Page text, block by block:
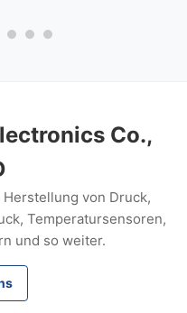
...
Co.,
von Druck,
Temperatursensoren,
und so weiter.